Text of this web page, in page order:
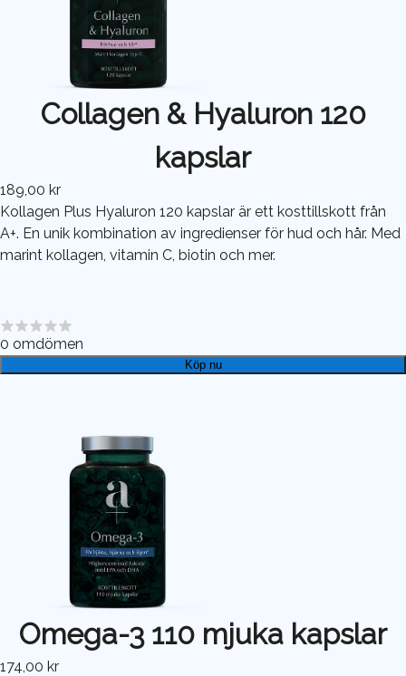
Collagen & Hyaluron 120
kapslar
189,00 kr
Kollagen Plus Hyaluron 120 kapslar är ett kosttillskott från
A+. En unik kombination av ingredienser för hud och hår. Med
marint kollagen, vitamin C, biotin och mer.
0 omdömen
Köp nu
Omega-3 110 mjuka kapslar
174,00 kr